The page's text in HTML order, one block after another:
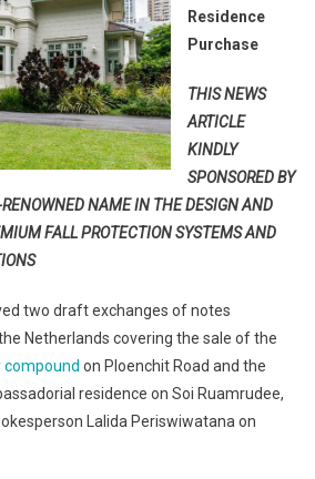
Residence
Purchase
Residence
Purchase
THIS NEWS
ARTICLE
KINDLY
SPONSORED BY
RENOWNED NAME IN THE DESIGN AND
FALL PROTECTION SYSTEMS AND
two draft exchanges of notes
Netherlands covering the sale of the
compound on Ploenchit Road and the
residence on Soi Ruamrudee,
Lalida Periswiwatana on